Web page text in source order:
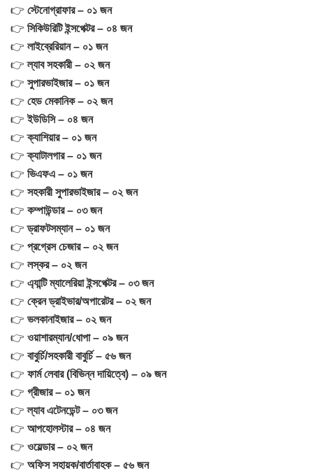
👉 স্টেনোগ্রাফার – ০১ জন
👉 সিকিউরিটি ইন্সপেক্টর – ০৪ জন
👉 লাইব্রেরিয়ান – ০১ জন
👉ল্যাব সহকারী – ০২ জন
👉 সুপারভাইজার – ০১ জন
👉 হেড মেকানিক – ০২ জন
👉ইউডিসি – ০৪ জন
👉ক্যাশিয়ার – ০১ জন
👉ক্যাটালগার – ০১ জন
👉 ভিএফএ – ০১ জন
👉 সহকারী সুপারভাইজার – ০২ জন
👉 কম্পাউন্ডার – ০৩ জন
👉ড্রাফটসম্যান – ০১ জন
👉 প্রগ্রেস চেজার – ০২ জন
👉 লস্কর – ০২ জন
👉 এ্যান্টি ম্যালেরিয়া ইন্সপেক্টর – ০৩ জন
👉 ক্রেন ড্রাইভার/অপারেটর – ০২ জন
👉 ভলকানাইজার – ০২ জন
👉 ওয়াশারম্যান/ধোপা – ০৯ জন
👉 বাবুর্চি/সহকারী বাবুর্চি – ৫৬ জন
👉 ফার্ম লেবার (বিভিন্ন দায়িত্বে) – ০৯ জন
👉 গ্রীজার – ০১ জন
👉ল্যাব এটেনডেন্ট – ০৩ জন
👉 আপহোলস্টার – ০৪ জন
👉 ওয়েল্ডার – ০২ জন
👉 অফিস সহায়ক/বার্তাবাহক – ৫৬ জন